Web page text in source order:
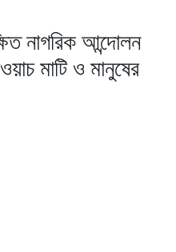
নাগরিক আন্দোলন
মাটি ও মানুষের